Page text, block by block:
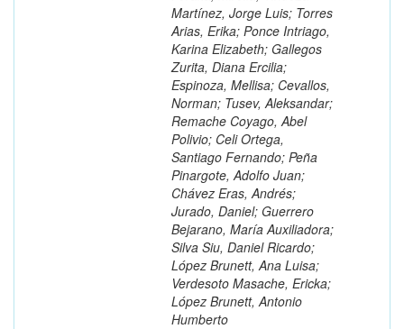
Martínez, Jorge Luis; Torres
Arias, Erika; Ponce Intriago,
Karina Elizabeth; Gallegos
Zurita, Diana Ercilia;
Espinoza, Mellisa; Cevallos,
Norman; Tusev, Aleksandar;
Remache Coyago, Abel
Polivio; Celi Ortega,
Santiago Fernando; Peña
Pinargote, Adolfo Juan;
Chávez Eras, Andrés;
Jurado, Daniel; Guerrero
Bejarano, María Auxiliadora;
Silva Siu, Daniel Ricardo;
López Brunett, Ana Luisa;
Verdesoto Masache, Ericka;
López Brunett, Antonio
Humberto